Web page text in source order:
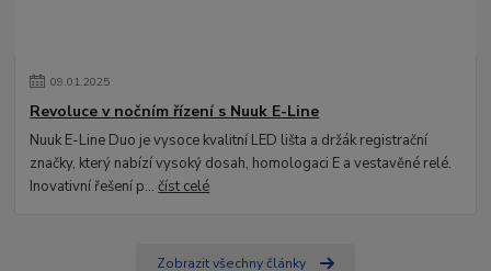
09.01.2025
Revoluce v nočním řízení s Nuuk E-Line
Nuuk E-Line Duo je vysoce kvalitní LED lišta a držák registrační
značky, který nabízí vysoký dosah, homologaci E a vestavěné relé.
Inovativní řešení p...číst celé
Zobrazit všechny články